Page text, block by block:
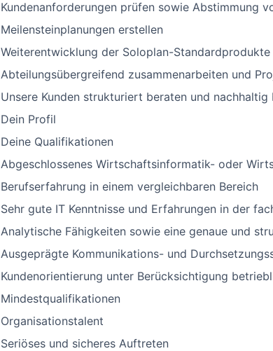
Kundenanforderungen prüfen sowie Abstimmung
Meilensteinplanungen erstellen
Weiterentwicklung der Soloplan-Standardprodukte
Abteilungsübergreifend zusammenarbeiten und
Unsere Kunden strukturiert beraten und nachhaltig
Dein Profil
Deine Qualifikationen
Abgeschlossenes Wirtschaftsinformatik- oder
Berufserfahrung in einem vergleichbaren Bereich
Sehr gute IT Kenntnisse und Erfahrungen in der
Analytische Fähigkeiten sowie eine genaue und
Ausgeprägte Kommunikations- und
Kundenorientierung unter Berücksichtigung
Mindestqualifikationen
Organisationstalent
Seriöses und sicheres Auftreten